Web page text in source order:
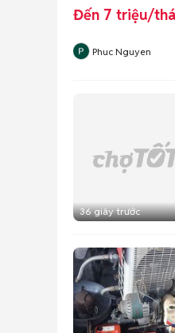
Đến 7 triệu/
Phuc Nguyen
36 giây trước